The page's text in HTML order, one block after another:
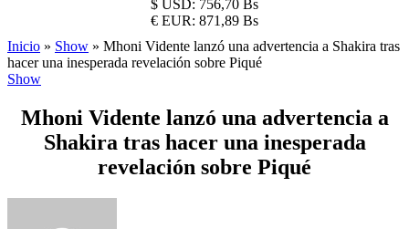
$ USD: 756,70 Bs
€ EUR: 871,89 Bs
Inicio » Show » Mhoni Vidente lanzó una advertencia a Shakira tras
hacer una inesperada revelación sobre Piqué
Show
Mhoni Vidente lanzó una advertencia a
Shakira tras hacer una inesperada
revelación sobre Piqué